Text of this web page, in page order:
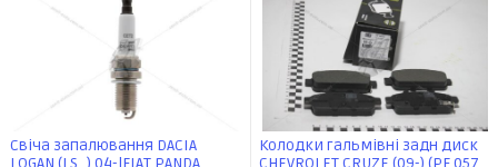
Свіча запалювання DACIA
Колодки гальмівні задн диск